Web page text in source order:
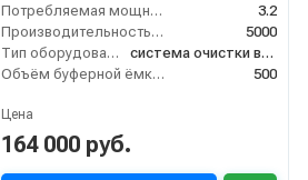
Потребляемая мощность (кВт)
3.2
Производительность (л/ч)
5000
Тип оборудования
система очистки воды
Объём буферной ёмкости (л)
500
Цена
164 000 руб.